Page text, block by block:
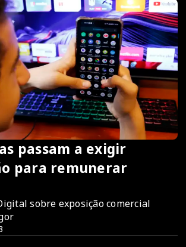
passam a exigir
para remunerar
sobre exposição comercial